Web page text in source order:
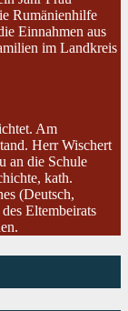
Rumänienhilfe
Einnahmen aus
im Landkreis
Am
Herr Wischert
an die Schule
kath.
(Deutsch,
Eltembeirats